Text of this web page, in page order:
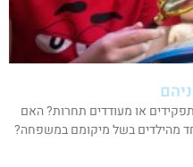
או מעודדים תחרות? האם
מהילדים בשל מיקומם במשפחה?